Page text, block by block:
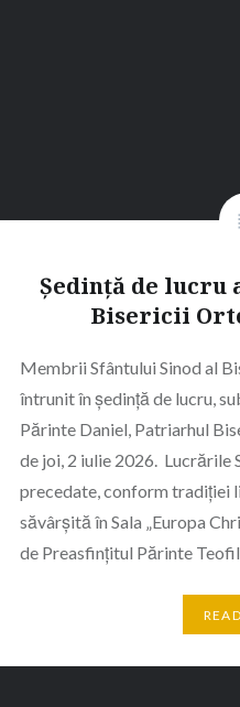
Ședință de lucru
Bisericii
Membrii Sfântului Sinod al
întrunit în ședință de lucru,
Părinte Daniel, Patriarhul
de joi, 2 iulie 2026. Lucrările
precedate, conform tradiției
săvârșită în Sala „Europa
de Preasfințitul Părinte